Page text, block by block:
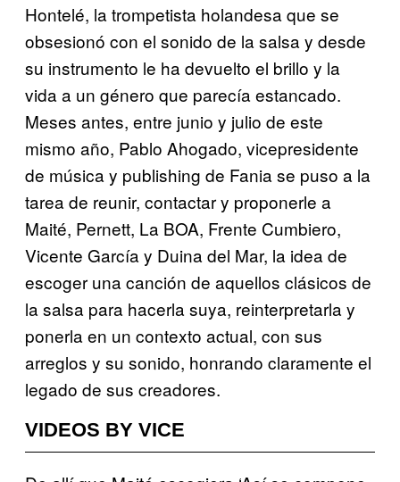
Hontelé, la trompetista holandesa que se
obsesionó con el sonido de la salsa y desde
su instrumento le ha devuelto el brillo y la
vida a un género que parecía estancado.
Meses antes, entre junio y julio de este
mismo año, Pablo Ahogado, vicepresidente
de música y publishing de Fania se puso a la
tarea de reunir, contactar y proponerle a
Maité, Pernett, La BOA, Frente Cumbiero,
Vicente García y Duina del Mar, la idea de
escoger una canción de aquellos clásicos de
la salsa para hacerla suya, reinterpretarla y
ponerla en un contexto actual, con sus
arreglos y su sonido, honrando claramente el
legado de sus creadores.
VIDEOS BY VICE